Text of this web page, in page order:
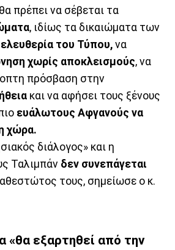
πρέπει να σέβεται τα
, ιδίως τα δικαιώματα των
ελευθερία του Τύπου, να
χωρίς αποκλεισμούς, να
πρόσβαση στην
και να αφήσει τους ξένους
ευάλωτους Αφγανούς να
χώρα.
διάλογος» και η
Ταλιμπάν δεν συνεπάγεται
τους, σημείωσε ο κ.
«θα εξαρτηθεί από την